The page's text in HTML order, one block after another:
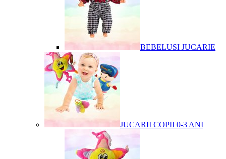
BEBELUSI JUCARIE
JUCARII COPII 0-3 ANI